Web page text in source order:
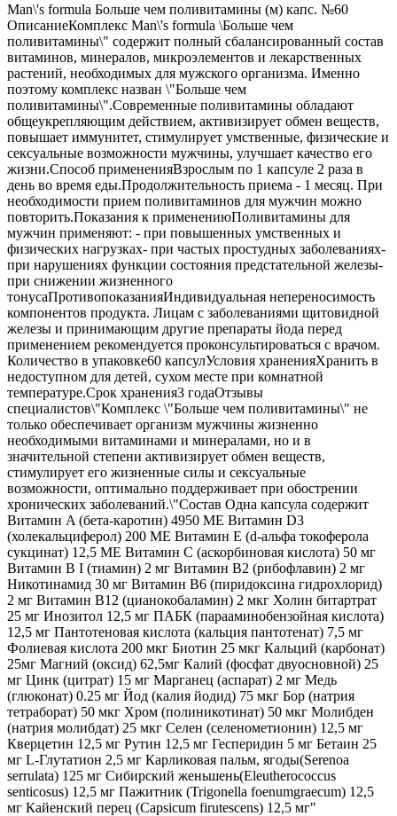
Man\'s formula Больше чем поливитамины (м) капс. №60
ОписаниеКомплекс Man\'s formula \Больше чем
поливитамины\" содержит полный сбалансированный состав
витаминов, минералов, микроэлементов и лекарственных
растений, необходимых для мужского организма. Именно
поэтому комплекс назван \"Больше чем
поливитамины\".Современные поливитамины обладают
общеукрепляющим действием, активизирует обмен веществ,
повышает иммунитет, стимулирует умственные, физические и
сексуальные возможности мужчины, улучшает качество его
жизни.Способ примененияВзрослым по 1 капсуле 2 раза в
день во время еды.Продолжительность приема - 1 месяц. При
необходимости прием поливитаминов для мужчин можно
повторить.Показания к применениюПоливитамины для
мужчин применяют: - при повышенных умственных и
физических нагрузках- при частых простудных заболеваниях-
при нарушениях функции состояния предстательной железы-
при снижении жизненного
тонусаПротивопоказанияИндивидуальная непереносимость
компонентов продукта. Лицам с заболеваниями щитовидной
железы и принимающим другие препараты йода перед
применением рекомендуется проконсультироваться с врачом.
Количество в упаковке60 капсулУсловия храненияХранить в
недоступном для детей, сухом месте при комнатной
температуре.Срок хранения3 годаОтзывы
специалистов\"Комплекс \"Больше чем поливитамины\" не
только обеспечивает организм мужчины жизненно
необходимыми витаминами и минералами, но и в
значительной степени активизирует обмен веществ,
стимулирует его жизненные силы и сексуальные
возможности, оптимально поддерживает при обострении
хронических заболеваний.\"Состав Одна капсула содержит
Витамин A (бета-каротин) 4950 МЕ Витамин D3
(холекальциферол) 200 МЕ Витамин E (d-альфа токоферола
сукцинат) 12,5 МЕ Витамин C (аскорбиновая кислота) 50 мг
Витамин B I (тиамин) 2 мг Витамин B2 (рибофлавин) 2 мг
Никотинамид 30 мг Витамин B6 (пиридоксина гидрохлорид)
2 мг Витамин B12 (цианокобаламин) 2 мкг Холин битартрат
25 мг Инозитол 12,5 мг ПАБК (парааминобензойная кислота)
12,5 мг Пантотеновая кислота (кальция пантотенат) 7,5 мг
Фолиевая кислота 200 мкг Биотин 25 мкг Кальций (карбонат)
25мг Магний (оксид) 62,5мг Калий (фосфат двуосновной) 25
мг Цинк (цитрат) 15 мг Марганец (аспарат) 2 мг Медь
(глюконат) 0.25 мг Йод (калия йодид) 75 мкг Бор (натрия
тетраборат) 50 мкг Хром (полиникотинат) 50 мкг Молибден
(натрия молибдат) 25 мкг Селен (селенометионин) 12,5 мг
Кверцетин 12,5 мг Рутин 12,5 мг Гесперидин 5 мг Бетаин 25
мг L-Глутатион 2,5 мг Карликовая пальм, ягоды(Serenoa
serrulata) 125 мг Сибирский женьшень(Eleutherococcus
senticosus) 12,5 мг Пажитник (Trigonella foenumgraecum) 12,5
мг Кайенский перец (Capsicum firutescens) 12,5 мг"